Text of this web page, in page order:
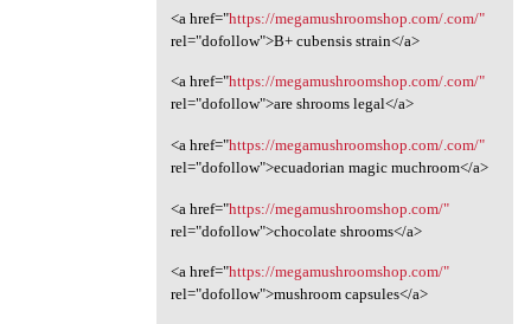
<a href="https://megamushroomshop.com/.com/"
rel="dofollow">B+ cubensis strain</a>
<a href="https://megamushroomshop.com/.com/"
rel="dofollow">are shrooms legal</a>
<a href="https://megamushroomshop.com/.com/"
rel="dofollow">ecuadorian magic muchroom</a>
<a href="https://megamushroomshop.com/"
rel="dofollow">chocolate shrooms</a>
<a href="https://megamushroomshop.com/"
rel="dofollow">mushroom capsules</a>